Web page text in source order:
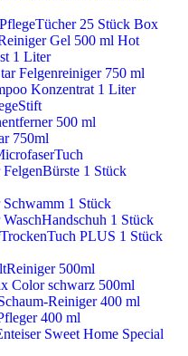
25 Stück Box
Gel 500 ml Hot
1 Liter
Felgenreiniger 750 ml
Konzentrat 1 Liter
500 ml
750ml
1 Stück
1 Stück
1 Stück
PLUS 1 Stück
500ml
Color schwarz 500ml
Reiniger 400 ml
400 ml
Sweet Home Special